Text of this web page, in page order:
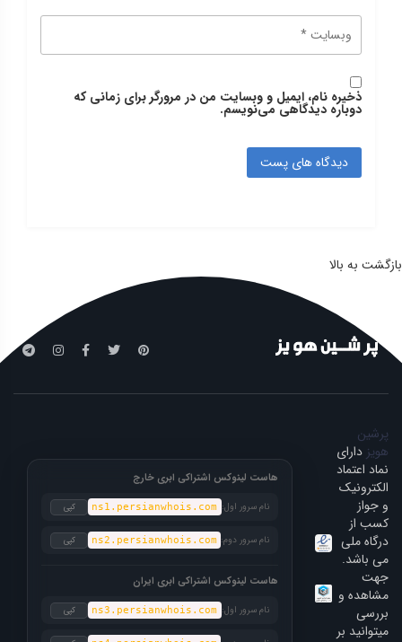
ذخیره نام، ایمیل و وبسایت من در مرورگر برای زمانی که
دوباره دیدگاهی می‌نویسم.
بازگشت به بالا
پرشین
هویز دارای
نماد اعتماد
الکترونیک
و جواز
کسب از
درگاه ملی
می باشد.
جهت
مشاهده و
بررسی
میتوانید بر
هاست لینوکس اشتراکی ابری خارج
نام سرور اول: ns1.persianwhois.com کپی
نام سرور دوم: ns2.persianwhois.com کپی
هاست لینوکس اشتراکی ابری ایران
نام سرور اول: ns3.persianwhois.com کپی